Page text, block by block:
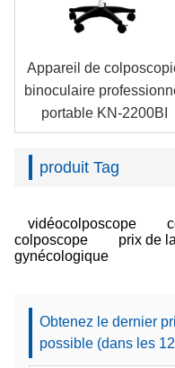
Appareil de
binoculaire
portable KN-2200BI
produit Tag
vidéocolposcope
colposcope
prix de
gynécologique
Obtenez le dernier
possible (dans les